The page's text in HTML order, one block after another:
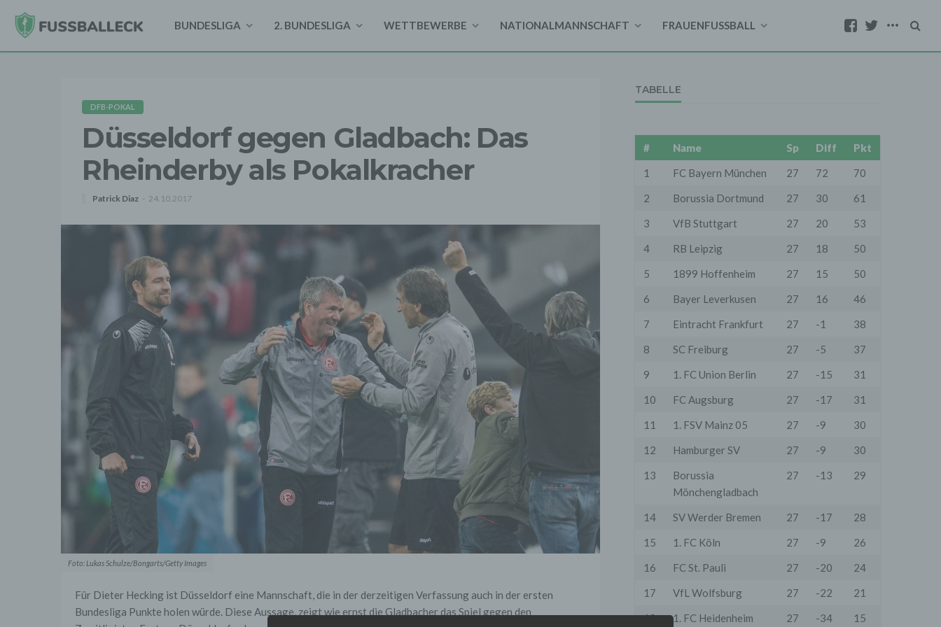
BUNDESLIGA 2. BUNDESLIGA WETTBEWERBE NATIONALMANNSCHAFT FRAUENFUSSBALL
DFB-POKAL
Düsseldorf gegen Gladbach: Das
Rheinderby als Pokalkracher
Patrick Diaz 24.10.2017
Foto: Lukas Schulze/Bongarts/Getty Images
Für Dieter Hecking ist Düsseldorf eine Mannschaft, die in der derzeitigen Verfassung auch in der ersten
Bundesliga Punkte holen würde. Diese Aussage, zeigt wie ernst die Gladbacher das Spiel gegen den
TABELLE
# Name Sp Diff
Pkt
1
FC Bayern München 27 72
70
2
Borussia Dortmund 27 30
61
3
VfB Stuttgart 27 20
53
4
RB Leipzig 27 18
50
5
1899 Hoffenheim 27 15
50
6
Bayer Leverkusen 27 16
46
7
Eintracht Frankfurt 27 -1
38
8
SC Freiburg 27 -5
37
9
1. FC Union Berlin 27 -15
31
10
FC Augsburg 27 -17
31
11
1. FSV Mainz 05 27 -9
30
12
Hamburger SV 27 -9
30
13
Borussia
Mönchengladbach
27 -13 29
14 SV Werder Bremen 27 -17
28
15
1. FC Köln 27 -9
26
16
FC St. Pauli 27 -20
24
17
VfL Wolfsburg 27 -22
21
18
1. FC Heidenheim
27 -34 15